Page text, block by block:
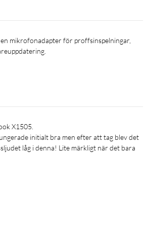
initialt bra men efter att tag blev det
låg i denna! Lite märkligt när det bara